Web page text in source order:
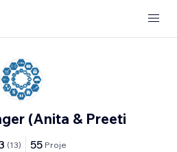
(Anita & Preeti
(13) 55 Proje